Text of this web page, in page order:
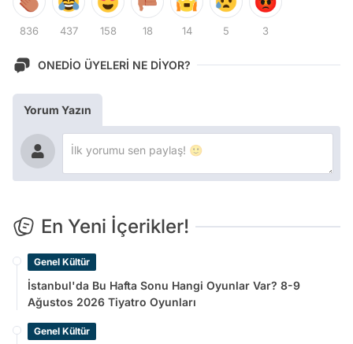
836 437 158 18 14 5 3
ONEDİO ÜYELERİ NE DİYOR?
Yorum Yazın
En Yeni İçerikler!
Genel Kültür
İstanbul'da Bu Hafta Sonu Hangi Oyunlar Var? 8-9
Ağustos 2026 Tiyatro Oyunları
Genel Kültür